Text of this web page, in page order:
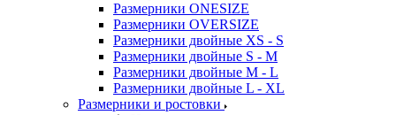
Размерники ONESIZE
Размерники OVERSIZE
Размерники двойные XS - S
Размерники двойные S - M
Размерники двойные M - L
Размерники двойные L - XL
Размерники и ростовки